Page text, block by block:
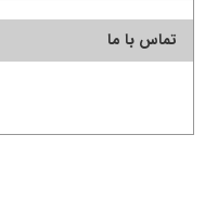
تماس با ما